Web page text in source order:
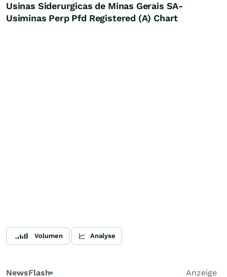
Usinas Siderurgicas de Minas Gerais SA-
Usiminas Perp Pfd Registered (A) Chart
Volumen Analyse
NewsFlash
Anzeige